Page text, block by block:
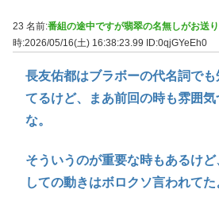
23 名前:番組の途中ですが翡翠の名無しがお送
時:2026/05/16(土) 16:38:23.99
ID:0qjGYeEh0
長友佑都はブラボーの代名詞で
てるけど、まあ前回の時も雰囲
な。
そういうのが重要な時もあるけ
しての動きはボロクソ言われてた